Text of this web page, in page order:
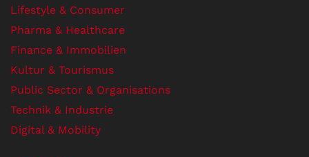
Lifestyle & Consumer
Pharma & Healthcare
Finance & Immobilien
Kultur & Tourismus
Public Sector & Organisations
Technik & Industrie
Digital & Mobility